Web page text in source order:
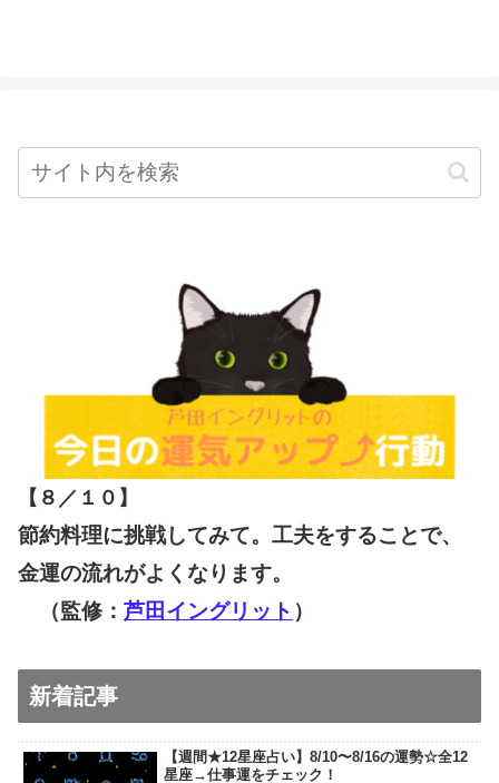
【８／１０ 】
節約料理に挑戦してみて。工夫をすることで、
金運の流れがよくなります。
（監修： 芦田イングリット ）
新着記事
【週間★12星座占い】8/10〜8/16の運勢☆全12
星座→仕事運をチェック！